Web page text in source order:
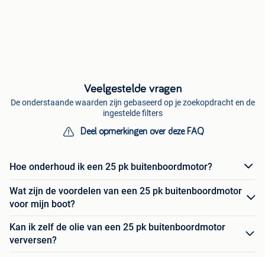
Veelgestelde vragen
De onderstaande waarden zijn gebaseerd op je zoekopdracht en de
ingestelde filters
Deel opmerkingen over deze FAQ
Hoe onderhoud ik een 25 pk buitenboordmotor?
Wat zijn de voordelen van een 25 pk buitenboordmotor
voor mijn boot?
Kan ik zelf de olie van een 25 pk buitenboordmotor
verversen?